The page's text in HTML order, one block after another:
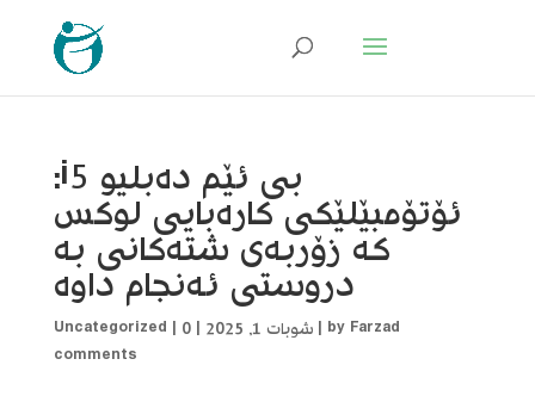
بی ئێم دەبلیو i5:
ئۆتۆمبێلێکی کارەبایی لوکس
کە زۆربەی شتەکانی بە
دروستی ئەنجام داوە
by Farzad
|شوبات 1, 2025 |
Uncategorized | 0
comments